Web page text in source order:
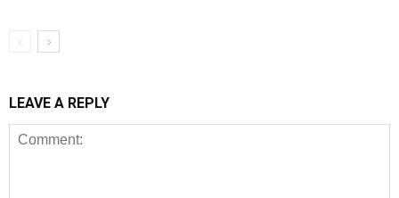
LEAVE A REPLY